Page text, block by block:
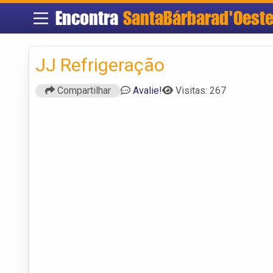
Encontra SantaBárbarad'Oeste
JJ Refrigeração
Compartilhar Avalie! Visitas: 267